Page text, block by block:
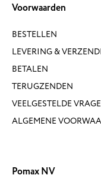
Voorwaarden
BESTELLEN
LEVERING &
BETALEN
TERUGZENDEN
VEELGESTELDE
ALGEMENE
Pomax NV